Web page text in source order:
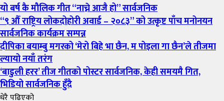
यो बर्ष कै मौलिक गीत “नाच्ने आजै हो” सार्वजनिक
“९ औँ राष्ट्रिय लोकदोहोरी अवार्ड – २०८३” को उत्कृष्ट पाँच मनोनयन
सार्वजनिक कार्यक्रम सम्पन्न
दीपिका बयाम्बु मगरको ‘मेरो बिहे भा छैन, म पोइला गा छैन’ले तीजमा
ल्यायो नयाँ तरंग
‘बाडुली हरर’ तीज गीतको पोस्टर सार्वजनिक, केही समयमै गित,
भिडियो सार्वजनिक हुँदै
धेरै पढिएको